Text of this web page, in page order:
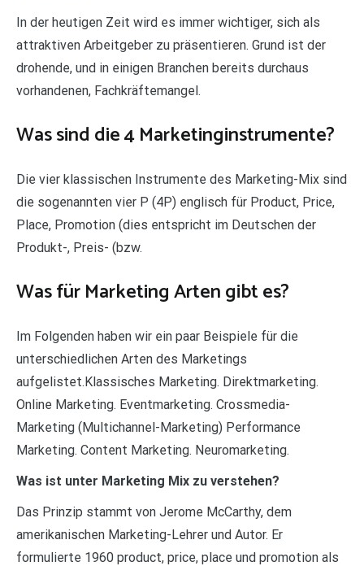
In der heutigen Zeit wird es immer wichtiger, sich als
attraktiven Arbeitgeber zu präsentieren. Grund ist der
drohende, und in einigen Branchen bereits durchaus
vorhandenen, Fachkräftemangel.
Was sind die 4 Marketinginstrumente?
Die vier klassischen Instrumente des Marketing-Mix sind
die sogenannten vier P (4P) englisch für Product, Price,
Place, Promotion (dies entspricht im Deutschen der
Produkt-, Preis- (bzw.
Was für Marketing Arten gibt es?
Im Folgenden haben wir ein paar Beispiele für die
unterschiedlichen Arten des Marketings
aufgelistet.Klassisches Marketing. Direktmarketing.
Online Marketing. Eventmarketing. Crossmedia-
Marketing (Multichannel-Marketing) Performance
Marketing. Content Marketing. Neuromarketing.
Was ist unter Marketing Mix zu verstehen?
Das Prinzip stammt von Jerome McCarthy, dem
amerikanischen Marketing-Lehrer und Autor. Er
formulierte 1960 product, price, place und promotion als